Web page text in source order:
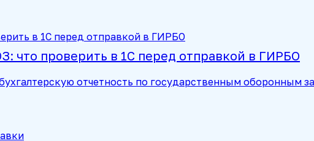
что проверить в 1С перед отправкой в ГИРБО
отчетность по государственным оборонным